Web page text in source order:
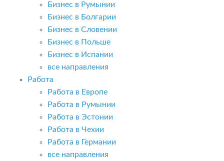
Бизнес в Румынии
Бизнес в Болгарии
Бизнес в Словении
Бизнес в Польше
Бизнес в Испании
все направления
Работа
Работа в Европе
Работа в Румынии
Работа в Эстонии
Работа в Чехии
Работа в Германии
все направления